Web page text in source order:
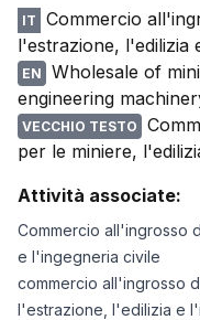
IT
Commercio
l'estrazione, l'edilizia
EN
Wholesale of
engineering
VECCHIO TESTO
per le miniere,
Attività associate:
Commercio all'ingrosso
e l'ingegneria civile
commercio all'ingrosso
l'estrazione, l'edilizia e